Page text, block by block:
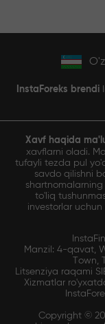
InstaForeks brendi
Xavf haqida
xavflarni oladi.
tufayli tezda pul
savdo qilishni
to'liq
investorlar
Manzil: 4-qavat,
Town,
Litsenziya raqami
Xizmatlar
Copyright ©